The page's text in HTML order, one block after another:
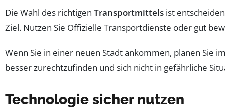
Die Wahl des richtigen Transportmittels ist
Ziel. Nutzen Sie Offizielle Transportdienste oder gut
Wenn Sie in einer neuen Stadt ankommen, planen Sie
besser zurechtzufinden und sich nicht in gefährliche
Technologie sicher nutzen